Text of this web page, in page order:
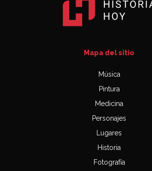
Mapa del sitio
Música
Pintura
Medicina
Personajes
Lugares
Historia
Fotografía